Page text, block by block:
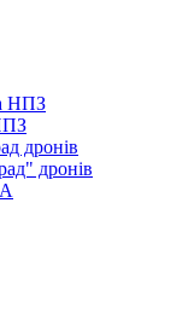
дронів